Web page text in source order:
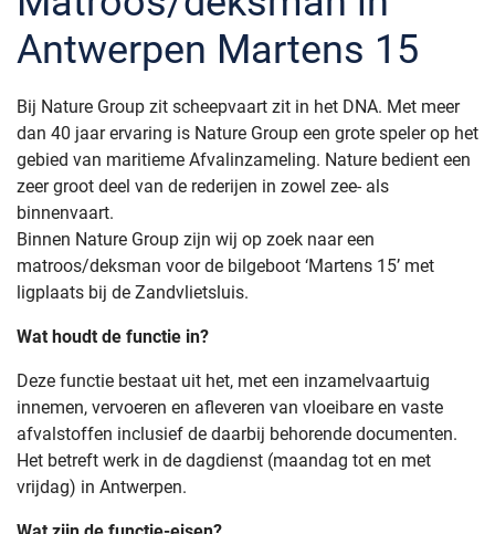
Antwerpen Martens 15
Bij Nature Group zit scheepvaart zit in het DNA. Met meer
dan 40 jaar ervaring is Nature Group een grote speler op het
gebied van maritieme Afvalinzameling. Nature bedient een
zeer groot deel van de rederijen in zowel zee- als
binnenvaart.
Binnen Nature Group zijn wij op zoek naar een
matroos/deksman voor de bilgeboot ‘Martens 15’ met
ligplaats bij de Zandvlietsluis.
Wat houdt de functie in?
Deze functie bestaat uit het, met een inzamelvaartuig
innemen, vervoeren en afleveren van vloeibare en vaste
afvalstoffen inclusief de daarbij behorende documenten.
Het betreft werk in de dagdienst (maandag tot en met
vrijdag) in Antwerpen.